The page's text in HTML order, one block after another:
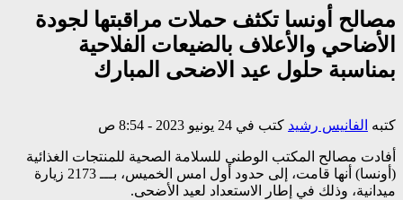
مصالح أونسا تكثف حملات مراقبتها لجودة
الأضاحي والأعلاف بالضيعات الفلاحية
بمناسبة حلول عيد الاضحى المبارك
كتبه الفانيس رشيد كتب في 24 يونيو 2023 - 8:54 ص
أفادت مصالح المكتب الوطني للسلامة الصحية للمنتجات الغذائية
(أونسا) أنها قامت، إلى حدود أول امس الخميس، بـــ 2173 زيارة
ميدانية، وذلك في إطار الاستعداد لعيد الأضحى.